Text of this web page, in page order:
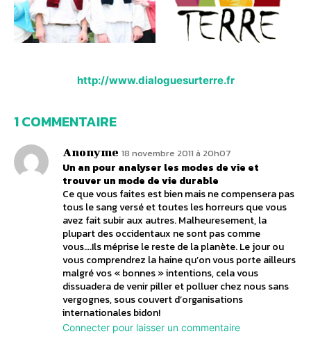
http://www.dialoguesurterre.fr
1 COMMENTAIRE
Anonyme 18 novembre 2011 à 20h07
Un an pour analyser les modes de vie et
trouver un mode de vie durable
Ce que vous faites est bien mais ne compensera pas
tous le sang versé et toutes les horreurs que vous
avez fait subir aux autres. Malheuresement, la
plupart des occidentaux ne sont pas comme
vous….Ils méprise le reste de la planète. Le jour ou
vous comprendrez la haine qu’on vous porte ailleurs
malgré vos « bonnes » intentions, cela vous
dissuadera de venir piller et polluer chez nous sans
vergognes, sous couvert d’organisations
internationales bidon!
Connecter pour laisser un commentaire